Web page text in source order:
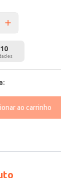
10
ao carrinho